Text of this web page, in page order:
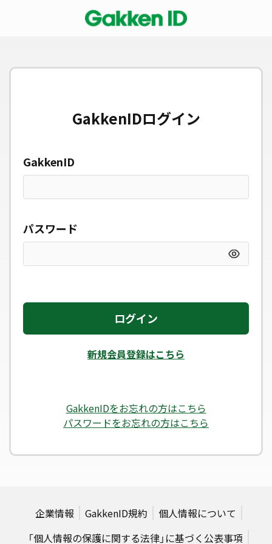
GakkenIDログイン
GakkenID
パスワード
ログイン
新規会員登録はこちら
GakkenIDをお忘れの方はこちら
パスワードをお忘れの方はこちら
企業情報 GakkenID規約
個人情報について
「個人情報の保護に関する法律」に基づく公表事項